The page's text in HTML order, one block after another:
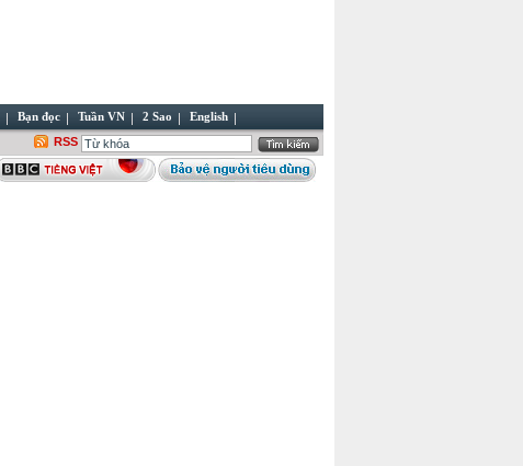
Bạn đọc Tuần VN 2 Sao English
RSS